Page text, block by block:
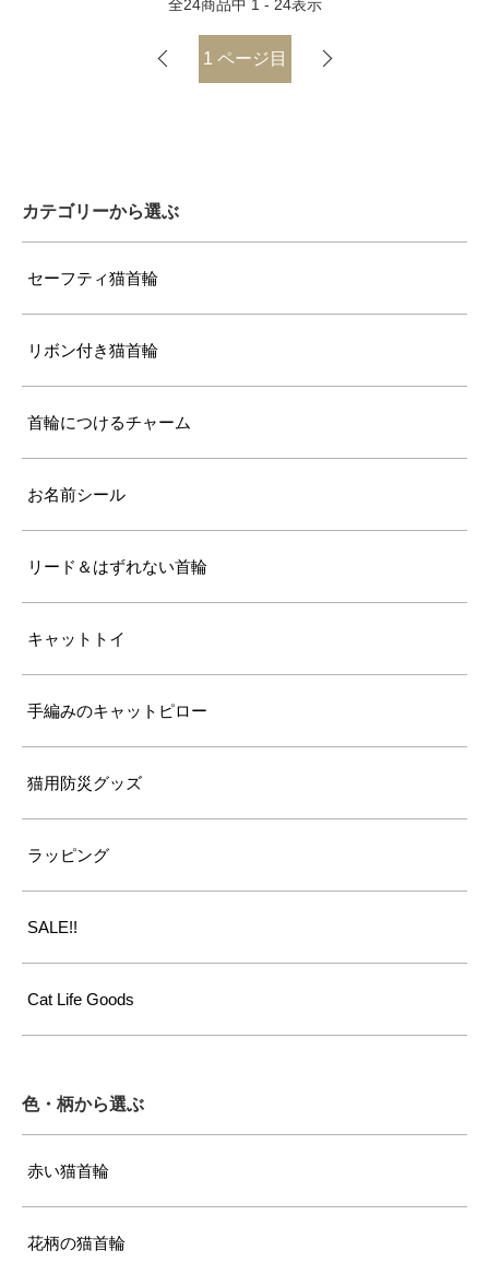
全24商品中 1 - 24表示
1 ページ目
カテゴリーから選ぶ
セーフティ猫首輪
リボン付き猫首輪
首輪につけるチャーム
お名前シール
リード＆はずれない首輪
キャットトイ
手編みのキャットピロー
猫用防災グッズ
ラッピング
SALE!!
Cat Life Goods
色・柄から選ぶ
赤い猫首輪
花柄の猫首輪